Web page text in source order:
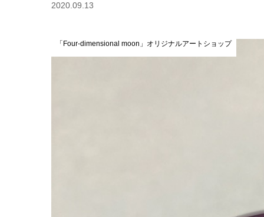
2020.09.13
「Four-dimensional moon」オリジナルアートショップ